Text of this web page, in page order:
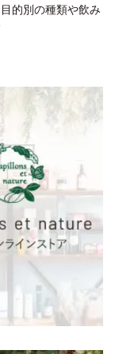
的別の種類や飲み